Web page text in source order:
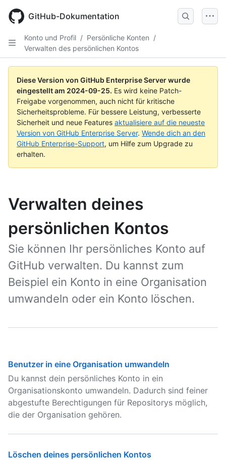
main
GitHub-Dokumentation
Konto und Profil / Persönliche Konten /
Verwalten des persönlichen Kontos
Diese Version von GitHub Enterprise Server wurde
eingestellt am 2024-09-25. Es wird keine Patch-
Freigabe vorgenommen, auch nicht für kritische
Sicherheitsprobleme. Für bessere Leistung, verbesserte
Sicherheit und neue Features aktualisiere auf die neueste
Version von GitHub Enterprise Server. Wende dich an den
GitHub Enterprise-Support, um Hilfe zum Upgrade zu
erhalten.
Verwalten deines
persönlichen Kontos
Sie können Ihr persönliches Konto auf
GitHub verwalten. Du kannst zum
Beispiel ein Konto in eine Organisation
umwandeln oder ein Konto löschen.
Benutzer in eine Organisation umwandeln
Du kannst dein persönliches Konto in ein
Organisationskonto umwandeln. Dadurch sind feiner
abgestufte Berechtigungen für Repositorys möglich,
die der Organisation gehören.
Löschen deines persönlichen Kontos